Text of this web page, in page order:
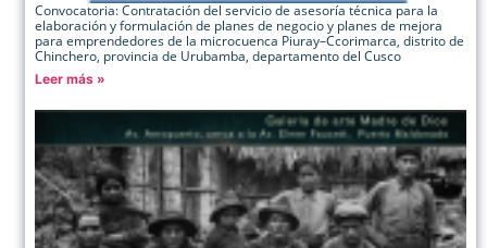
Convocatoria: Contratación del servicio de asesoría técnica para la
elaboración y formulación de planes de negocio y planes de mejora
para emprendedores de la microcuenca Piuray–Ccorimarca, distrito de
Chinchero, provincia de Urubamba, departamento del Cusco
Leer más »